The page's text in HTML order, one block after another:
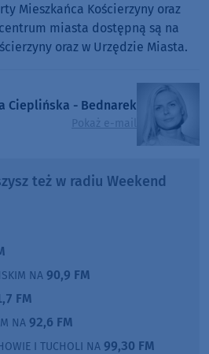
Mieszkańca Kościerzyny oraz
miasta dostępną są na
oraz w Urzędzie Miasta.
Cieplińska - Bednarek
Pokaż e-mail
też w radiu Weekend
NA 90,9 FM
FM
NA 92,6 FM
I TUCHOLI NA 99,30 FM